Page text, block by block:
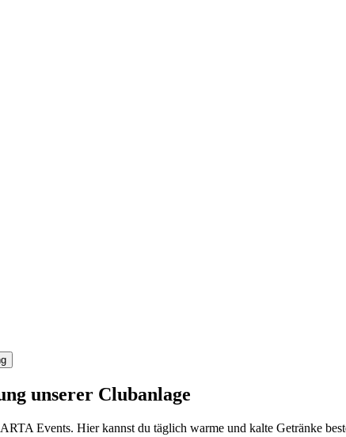
unserer Clubanlage
Events. Hier kannst du täglich warme und kalte Getränke